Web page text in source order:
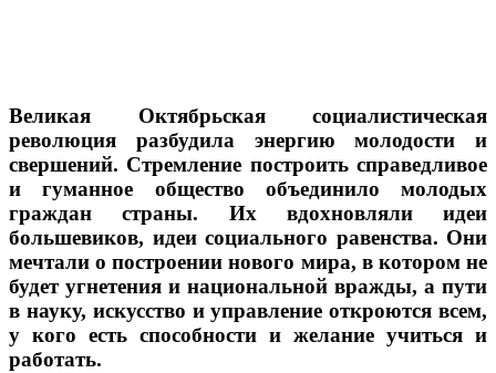
Великая Октябрьская социалистическая
революция разбудила энергию молодости и
свершений. Стремление построить справедливое
и гуманное общество объединило молодых
граждан страны. Их вдохновляли идеи
большевиков, идеи социального равенства. Они
мечтали о построении нового мира, в котором не
будет угнетения и национальной вражды, а пути
в науку, искусство и управление откроются всем,
у кого есть способности и желание учиться и
работать.